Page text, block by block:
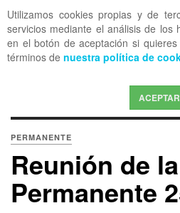
Utilizamos cookies propias y de
servicios mediante el análisis de los
en el botón de aceptación si
términos de nuestra política de
ACEPTAR
OFF CANVAS
PERMANENTE
Reunión de
Permanente